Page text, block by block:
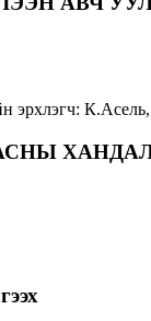
эрхлэгч: